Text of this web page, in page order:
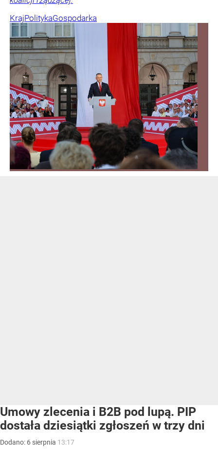
KrajPolitykaGospodarka
Umowy zlecenia i B2B pod lupą. PIP
dostała dziesiątki zgłoszeń w trzy dni
Dodano: 6 sierpnia 13:17